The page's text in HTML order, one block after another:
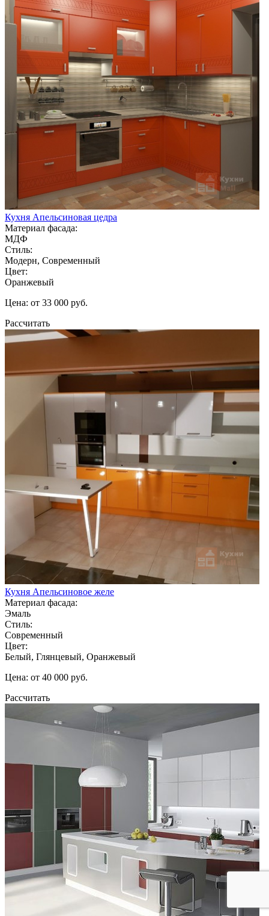
Кухня Апельсиновая цедра
Материал фасада:
МДФ
Стиль:
Модерн, Современный
Цвет:
Оранжевый
Цена: от 33 000 руб.
Рассчитать
Кухня Апельсиновое желе
Материал фасада:
Эмаль
Стиль:
Современный
Цвет:
Белый, Глянцевый, Оранжевый
Цена: от 40 000 руб.
Рассчитать